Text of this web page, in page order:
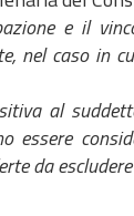
e il
nel caso in
al
essere
da